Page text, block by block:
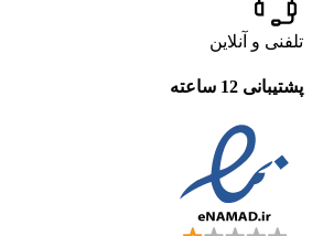
تلفنی و آنلاین
پشتیبانی 12 ساعته